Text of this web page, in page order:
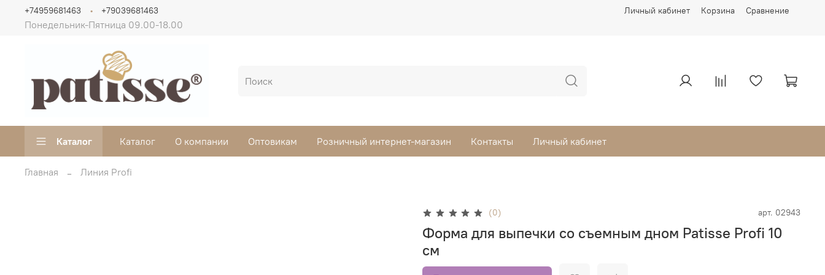
Личный кабинет Корзина Сравнение
Понедельник-Пятница 09.00-18.00
+74959681463 +79039681463
Каталог Каталог О компании Оптовикам Розничный интернет-магазин Контакты Личный кабинет
Главная Линия Profi
(0) арт. 02943
Форма для выпечки со съемным дном Patisse Profi 10
см